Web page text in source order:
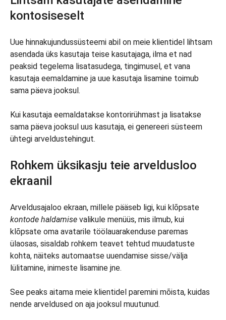
kontosiseselt
Uue hinnakujundussüsteemi abil on meie klientidel lihtsam
asendada üks kasutaja teise kasutajaga, ilma et nad
peaksid tegelema lisatasudega, tingimusel, et vana
kasutaja eemaldamine ja uue kasutaja lisamine toimub
sama päeva jooksul.
Kui kasutaja eemaldatakse kontorirühmast ja lisatakse
sama päeva jooksul uus kasutaja, ei genereeri süsteem
ühtegi arveldustehingut.
Rohkem üksikasju teie arveldusloo
ekraanil
Arveldusajaloo ekraan, millele pääseb ligi, kui klõpsate
kontode haldamise valikule menüüs, mis ilmub, kui
klõpsate oma avatarile töölauarakenduse paremas
ülaosas, sisaldab rohkem teavet tehtud muudatuste
kohta, näiteks automaatse uuendamise sisse/välja
lülitamine, inimeste lisamine jne.
See peaks aitama meie klientidel paremini mõista, kuidas
nende arveldused on aja jooksul muutunud.